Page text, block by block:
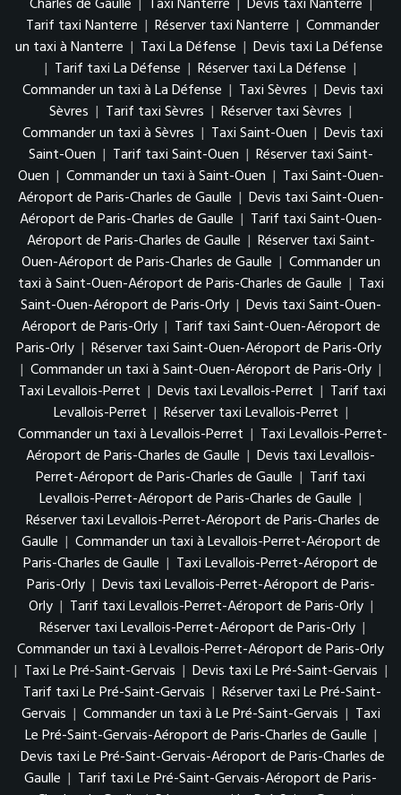
Tarif taxi Nanterre | Réserver taxi Nanterre | Commander
un taxi à Nanterre | Taxi La Défense | Devis taxi La Défense
| Tarif taxi La Défense | Réserver taxi La Défense |
Commander un taxi à La Défense | Taxi Sèvres | Devis taxi
Sèvres | Tarif taxi Sèvres | Réserver taxi Sèvres |
Commander un taxi à Sèvres | Taxi Saint-Ouen | Devis taxi
Saint-Ouen | Tarif taxi Saint-Ouen | Réserver taxi Saint-
Ouen | Commander un taxi à Saint-Ouen | Taxi Saint-Ouen-
Aéroport de Paris-Charles de Gaulle | Devis taxi Saint-Ouen-
Aéroport de Paris-Charles de Gaulle | Tarif taxi Saint-Ouen-
Aéroport de Paris-Charles de Gaulle | Réserver taxi Saint-
Ouen-Aéroport de Paris-Charles de Gaulle | Commander un
taxi à Saint-Ouen-Aéroport de Paris-Charles de Gaulle | Taxi
Saint-Ouen-Aéroport de Paris-Orly | Devis taxi Saint-Ouen-
Aéroport de Paris-Orly | Tarif taxi Saint-Ouen-Aéroport de
Paris-Orly | Réserver taxi Saint-Ouen-Aéroport de Paris-Orly
| Commander un taxi à Saint-Ouen-Aéroport de Paris-Orly |
Taxi Levallois-Perret | Devis taxi Levallois-Perret | Tarif taxi
Levallois-Perret | Réserver taxi Levallois-Perret |
Commander un taxi à Levallois-Perret | Taxi Levallois-Perret-
Aéroport de Paris-Charles de Gaulle | Devis taxi Levallois-
Perret-Aéroport de Paris-Charles de Gaulle | Tarif taxi
Levallois-Perret-Aéroport de Paris-Charles de Gaulle |
Réserver taxi Levallois-Perret-Aéroport de Paris-Charles de
Gaulle | Commander un taxi à Levallois-Perret-Aéroport de
Paris-Charles de Gaulle | Taxi Levallois-Perret-Aéroport de
Paris-Orly | Devis taxi Levallois-Perret-Aéroport de Paris-
Orly | Tarif taxi Levallois-Perret-Aéroport de Paris-Orly |
Réserver taxi Levallois-Perret-Aéroport de Paris-Orly |
Commander un taxi à Levallois-Perret-Aéroport de Paris-Orly
| Taxi Le Pré-Saint-Gervais | Devis taxi Le Pré-Saint-Gervais |
Tarif taxi Le Pré-Saint-Gervais | Réserver taxi Le Pré-Saint-
Gervais | Commander un taxi à Le Pré-Saint-Gervais | Taxi
Le Pré-Saint-Gervais-Aéroport de Paris-Charles de Gaulle |
Devis taxi Le Pré-Saint-Gervais-Aéroport de Paris-Charles de
Gaulle | Tarif taxi Le Pré-Saint-Gervais-Aéroport de Paris-